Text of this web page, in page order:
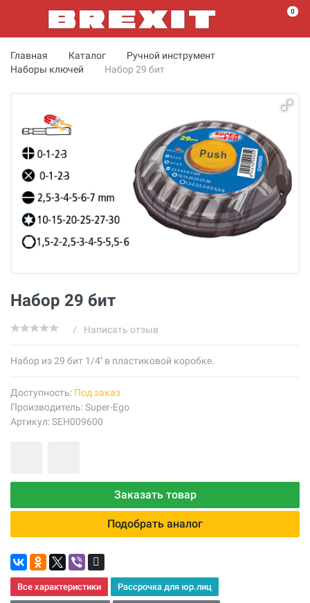
0
Главная Каталог
Ручной инструмент
Наборы ключей
Набор 29 бит
Набор 29 бит
/ Написать отзыв
Набор из 29 бит 1/4'' в пластиковой коробке.
Доступность: Под заказ
Производитель:Super-Ego
Артикул: SEH009600
Заказать товар
Подобрать аналог
Все характеристики Рассрочка для юр.лиц